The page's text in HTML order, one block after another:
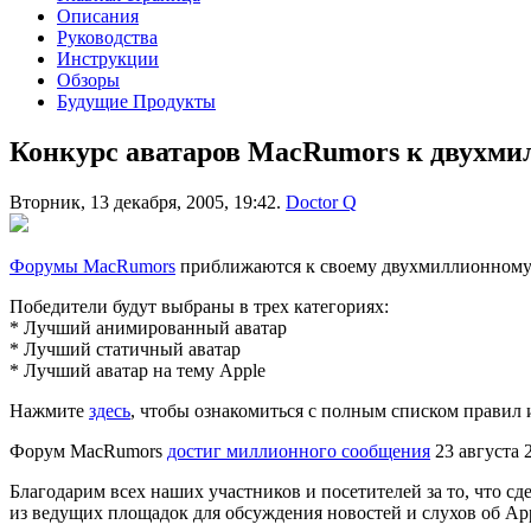
Описания
Руководства
Инструкции
Обзоры
Будущие Продукты
Конкурс аватаров MacRumors к
Вторник, 13 декабря, 2005, 19:42. Doctor Q
Форумы MacRumors приближаются к своему
Победители будут выбраны в трех категориях:
* Лучший анимированный аватар
* Лучший статичный аватар
* Лучший аватар на тему Apple
Нажмите здесь, чтобы ознакомиться с полным списком правил
Форум MacRumors достиг миллионного сообщения 23 августа
Благодарим всех наших участников и посетителей за то, что
из ведущих площадок для обсуждения новостей и слухов об